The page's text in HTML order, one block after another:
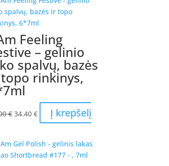
was:
8.90 €.
is:
7.12 €.
Feeling
– gelinio
spalvų, bazės
rinkinys,
€ Original
43.00 €.
34.40€Current
price
34.40 €.
Į krepšelį